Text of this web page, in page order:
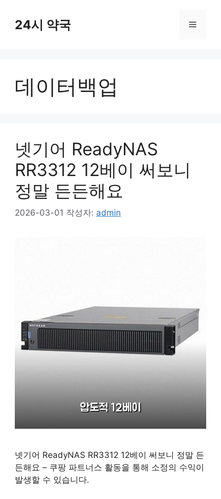
24시 약국 메
데이터백업
넷기어 ReadyNAS
RR3312 12베이 써보니
정말 든든해요
2026-03-01 작성자: admin
넷기어 ReadyNAS RR3312 12베이 써보니 정말 든
든해요 – 쿠팡 파트너스 활동을 통해 소정의 수익이
발생할 수 있습니다.